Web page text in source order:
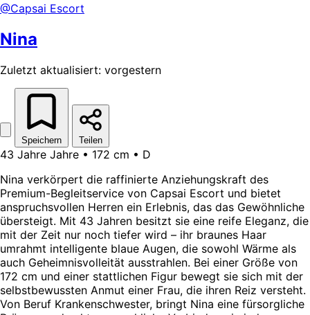
@Capsai Escort
Nina
Zuletzt aktualisiert: vorgestern
Speichern Teilen
43 Jahre Jahre • 172 cm • D
Nina verkörpert die raffinierte Anziehungskraft des
Premium-Begleitservice von Capsai Escort und bietet
anspruchsvollen Herren ein Erlebnis, das das Gewöhnliche
übersteigt. Mit 43 Jahren besitzt sie eine reife Eleganz, die
mit der Zeit nur noch tiefer wird – ihr braunes Haar
umrahmt intelligente blaue Augen, die sowohl Wärme als
auch Geheimnisvolleität ausstrahlen. Bei einer Größe von
172 cm und einer stattlichen Figur bewegt sie sich mit der
selbstbewussten Anmut einer Frau, die ihren Reiz versteht.
Von Beruf Krankenschwester, bringt Nina eine fürsorgliche